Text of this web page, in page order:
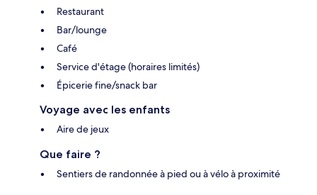
Restaurant
Bar/lounge
Café
Service d'étage (horaires limités)
Épicerie fine/snack bar
Voyage avec les enfants
Aire de jeux
Que faire ?
Sentiers de randonnée à pied ou à vélo à proximité